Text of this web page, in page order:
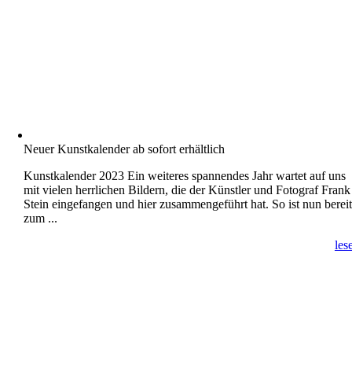
Neuer Kunstkalender ab sofort erhältlich
Kunstkalender 2023 Ein weiteres spannendes Jahr wartet auf uns
mit vielen herrlichen Bildern, die der Künstler und Fotograf Frank
Stein eingefangen und hier zusammengeführt hat. So ist nun
zum ...